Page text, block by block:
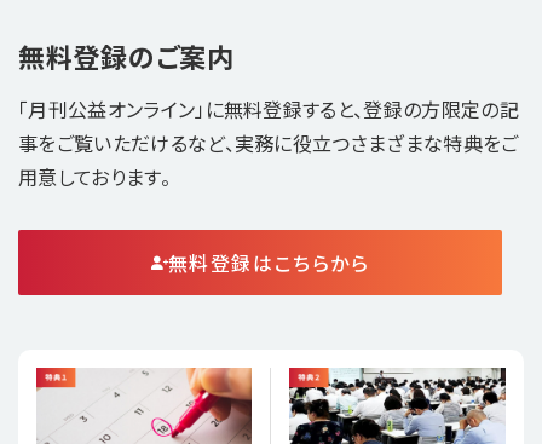
無料登録のご案内
「月刊公益オンライン」に無料登録すると、登録の方限定の記
事をご覧いただけるなど、実務に役立つさまざまな特典をご
用意しております。
無料登録はこちらから